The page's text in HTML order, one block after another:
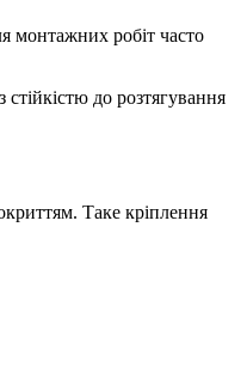
монтажних робіт часто
до розтягування
Таке кріплення